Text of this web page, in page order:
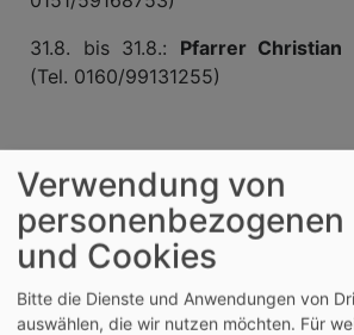
31.8. bis 31.8.: Pfarrer Christian
(Tel. 0160/99131255)
AB SEPTEMBER
KIRCHENGEMEINDE!
BITTE ENTNEHMEN SIE DIE
RÜCKSEITE DES AKTUELLEN
Verwendung von
personenbezogenen
und Cookies
Bitte die Dienste und Anwendungen von
auswählen, die wir nutzen möchten. Für